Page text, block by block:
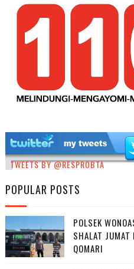
TWEETS BY @RESPROBTA
POPULAR POSTS
POLSEK
SHALAT
QOMARI